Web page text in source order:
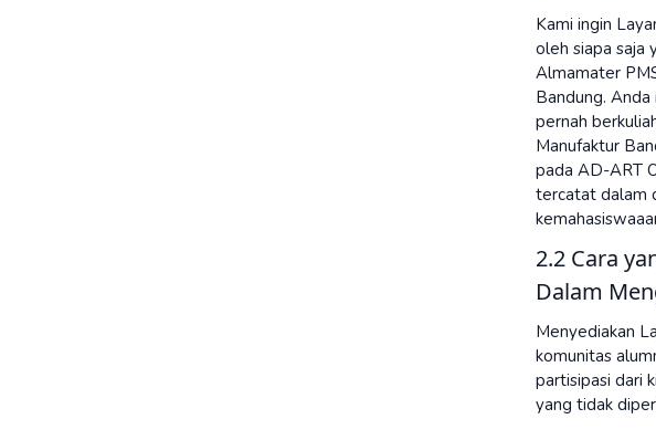
Kami ingin
oleh siapa saja
Almamater
Bandung. Anda
pernah
Manufaktur
pada AD-ART
tercatat dalam
2.2 Cara
Dalam
Menyediakan
komunitas
partisipasi dari
yang tidak